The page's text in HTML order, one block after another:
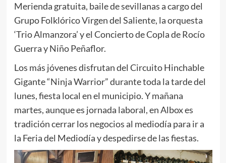
Merienda gratuita, baile de sevillanas a cargo del
Grupo Folklórico Virgen del Saliente, la orquesta
‘Trio Almanzora’ y el Concierto de Copla de Rocío
Guerra y Niño Peñaflor.
Los más jóvenes disfrutan del Circuito Hinchable
Gigante “Ninja Warrior” durante toda la tarde del
lunes, fiesta local en el municipio. Y mañana
martes, aunque es jornada laboral, en Albox es
tradición cerrar los negocios al mediodía para ir a
la Feria del Mediodía y despedirse de las fiestas.